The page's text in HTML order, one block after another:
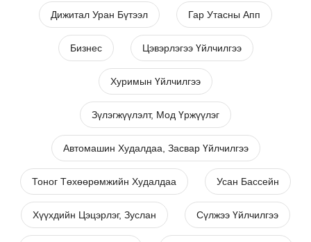
Дижитал Уран Бүтээл Гар Утасны Апп
Бизнес Цэвэрлэгээ Үйлчилгээ
Хуримын Үйлчилгээ
Зүлэгжүүлэлт, Мод Үржүүлэг
Автомашин Худалдаа, Засвар Үйлчилгээ
Тоног Төхөөрөмжийн Худалдаа Усан Бассейн
Хүүхдийн Цэцэрлэг, Зуслан Сүлжээ Үйлчилгээ